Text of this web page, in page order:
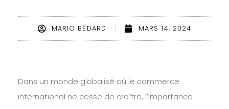
MARIO BÉDARD MARS 14, 2024
Dans un monde globalisé où le commerce
international ne cesse de croître, l’importance